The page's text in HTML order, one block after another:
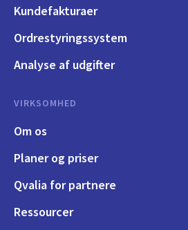
Kundefakturaer
Ordrestyringssystem
Analyse af udgifter
VIRKSOMHED
Om os
Planer og priser
Qvalia for partnere
Ressourcer